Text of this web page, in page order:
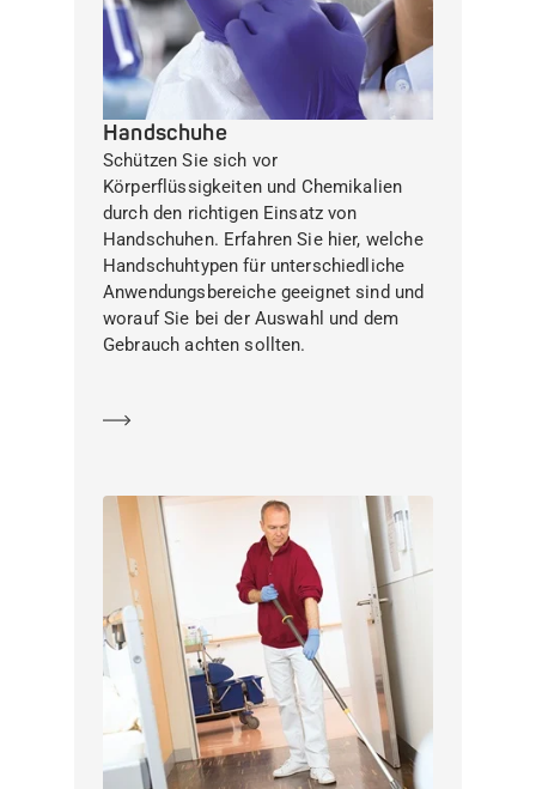
Handschuhe
Schützen Sie sich vor
Körperflüssigkeiten und Chemikalien
durch den richtigen Einsatz von
Handschuhen. Erfahren Sie hier, welche
Handschuhtypen für unterschiedliche
Anwendungsbereiche geeignet sind und
worauf Sie bei der Auswahl und dem
Gebrauch achten sollten.